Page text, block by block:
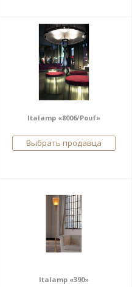
Italamp «8006/Pouf»
Выбрать продавца
Italamp «390»